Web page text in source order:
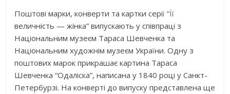
Поштові марки, конверти та картки серії “Її
величність — жінка” випускають у співпраці з
Національним музеєм Тараса Шевченка та
Національним художнім музеєм України. Одну з
поштових марок прикрашає картина Тараса
Шевченка “Одаліска”, написана у 1840 році у Санкт-
Петербурзі. На конверті до випуску представлена ще